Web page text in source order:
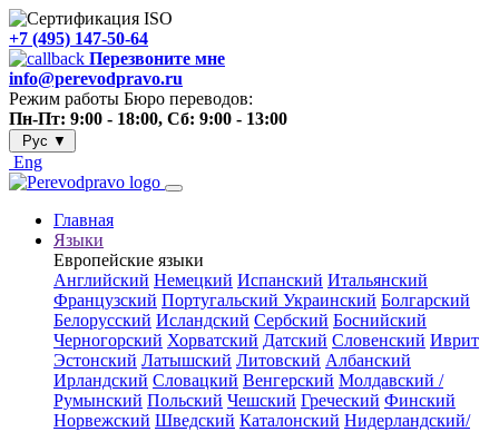
+7 (495) 147-50-64
Перезвоните мне
info@perevodpravo.ru
Режим работы Бюро переводов:
Пн-Пт: 9:00 - 18:00, Сб: 9:00 - 13:00
Рус ▼
Eng
Главная
Языки
Европейские языки
Английский Немецкий Испанский Итальянский
Французский Португальский Украинский Болгарский
Белорусский Исландский Сербский Боснийский
Черногорский Хорватский Датский Словенский Иврит
Эстонский Латышский Литовский Албанский
Ирландский Словацкий Венгерский Молдавский /
Румынский Польский Чешский Греческий Финский
Норвежский Шведский Каталонский Нидерландский/